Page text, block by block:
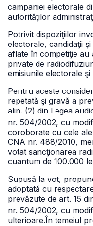
campaniei electorale
autorităţilor
Potrivit dispoziţiilor
electorale, candidaţii
aflate în competiţie au
private de
emisiunile electorale
Pentru aceste
repetată şi gravă a
alin. (2) din Legea
nr. 504/2002, cu
coroborate cu cele ale
CNA nr. 488/2010,
votat sancţionarea
cuantum de 100.000
Supusă la vot,
adoptată cu
prevăzute de art. 15
nr. 504/2002, cu
ulterioare.În temeiul